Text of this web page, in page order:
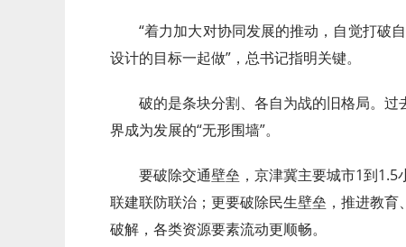
“着力加大对协同发展的推动，自觉打破
设计的目标一起做”，总书记指明关键。
破的是条块分割、各自为战的旧格局。
界成为发展的“无形围墙”。
要破除交通壁垒，京津冀主要城市1到
联建联防联治；更要破除民生壁垒，推进教
破解，各类资源要素流动更顺畅。